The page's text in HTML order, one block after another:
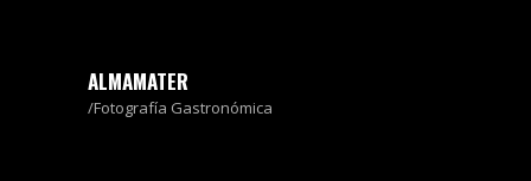
ALMAMATER
Fotografía Gastronómica